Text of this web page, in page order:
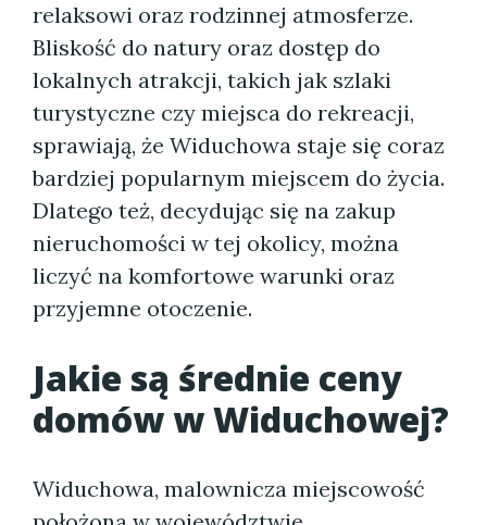
relaksowi oraz rodzinnej atmosferze.
Bliskość do natury oraz dostęp do
lokalnych atrakcji, takich jak szlaki
turystyczne czy miejsca do rekreacji,
sprawiają, że Widuchowa staje się coraz
bardziej popularnym miejscem do życia.
Dlatego też, decydując się na zakup
nieruchomości w tej okolicy, można
liczyć na komfortowe warunki oraz
przyjemne otoczenie.
Jakie są średnie ceny
domów w Widuchowej?
Widuchowa, malownicza miejscowość